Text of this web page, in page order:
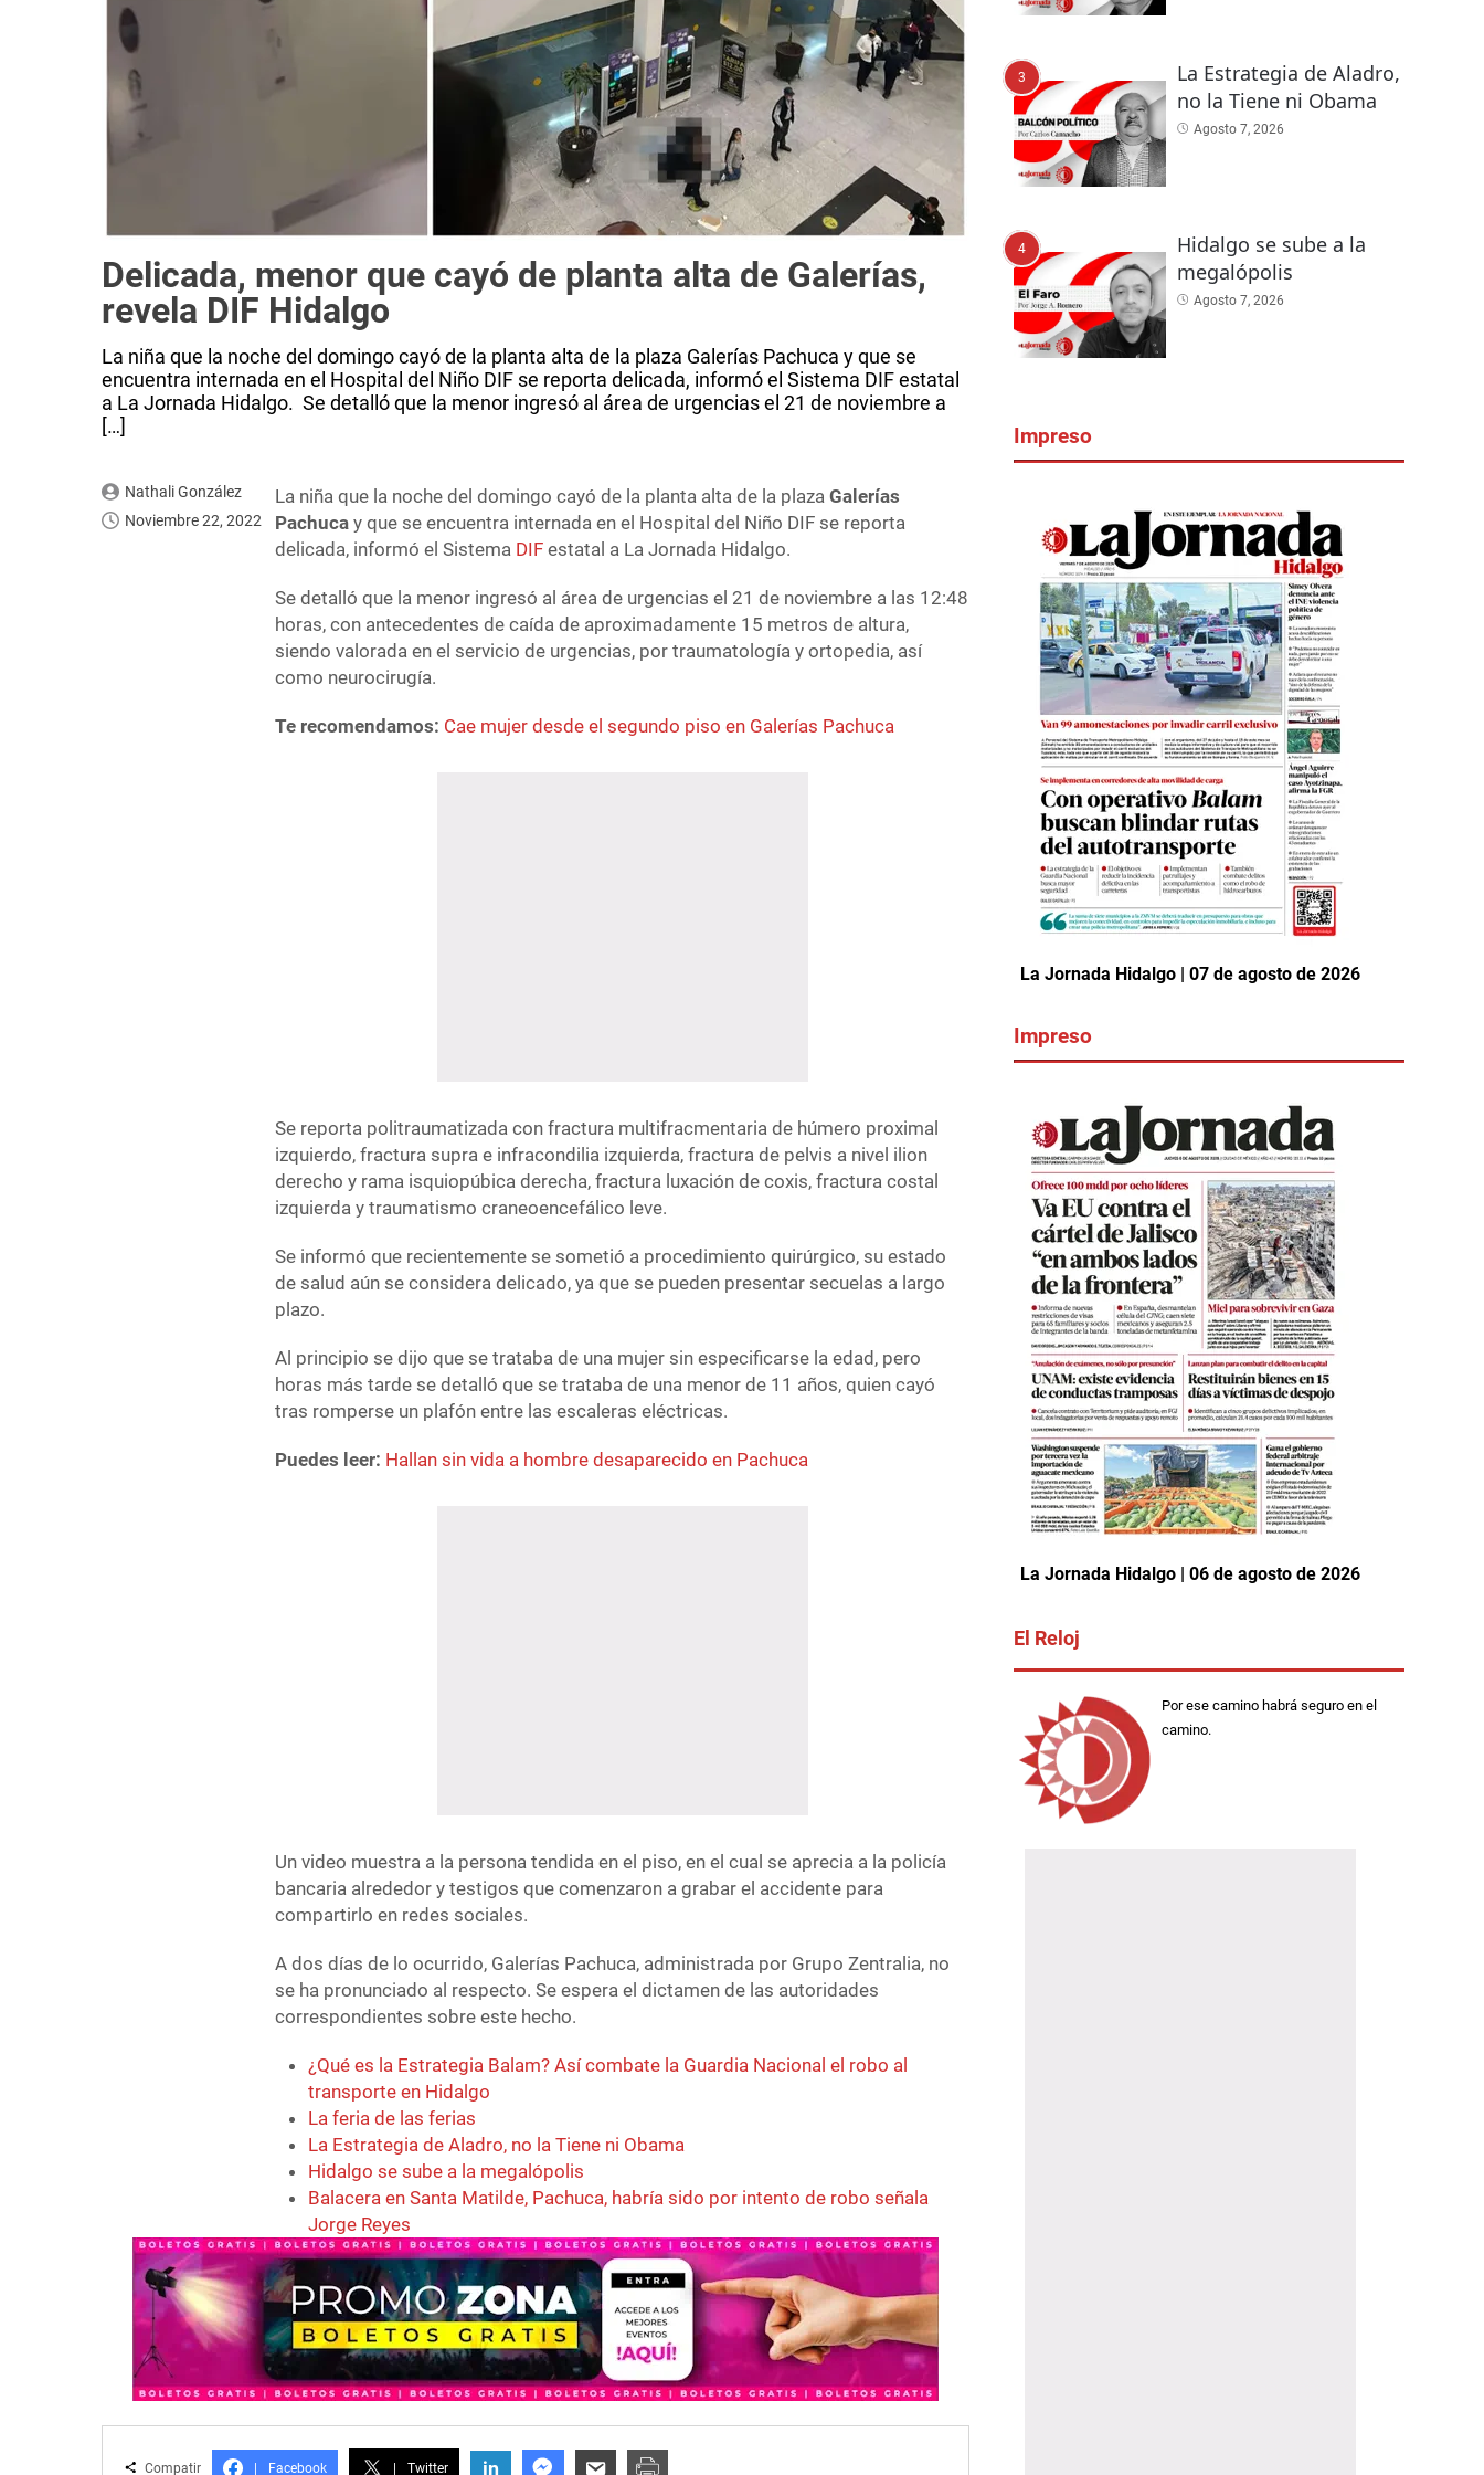
Delicada, menor que cayó de planta alta de Galerías,
revela DIF Hidalgo
La niña que la noche del domingo cayó de la planta alta de la plaza Galerías Pachuca y que se
encuentra internada en el Hospital del Niño DIF se reporta delicada, informó el Sistema DIF estatal
a La Jornada Hidalgo. Se detalló que la menor ingresó al área de urgencias el 21 de noviembre a
[…]
Nathali González
Noviembre 22, 2022
La niña que la noche del domingo cayó de la planta alta de la plazaGalerías
Pachuca y que se encuentra internada en el Hospital del Niño DIF se reporta
delicada, informó el Sistema DIF estatal a La Jornada Hidalgo.
Se detalló que la menor ingresó al área de urgencias el 21 de noviembre a las 12:48
horas, con antecedentes de caída de aproximadamente 15 metros de altura,
siendo valorada en el servicio de urgencias, por traumatología y ortopedia, así
como neurocirugía.
Te recomendamos: Cae mujer desde el segundo piso en Galerías Pachuca
Se reporta politraumatizada con fractura multifracmentaria de húmero proximal
izquierdo, fractura supra e infracondilia izquierda, fractura de pelvis a nivel ilion
derecho y rama isquiopúbica derecha, fractura luxación de coxis, fractura costal
izquierda y traumatismo craneoencefálico leve.
Se informó que recientemente se sometió a procedimiento quirúrgico, su estado
de salud aún se considera delicado, ya que se pueden presentar secuelas a largo
plazo.
Al principio se dijo que se trataba de una mujer sin especificarse la edad, pero
horas más tarde se detalló que se trataba de una menor de 11 años, quien cayó
tras romperse un plafón entre las escaleras eléctricas.
Puedes leer: Hallan sin vida a hombre desaparecido en Pachuca
Un video muestra a la persona tendida en el piso, en el cual se aprecia a la policía
bancaria alrededor y testigos que comenzaron a grabar el accidente para
compartirlo en redes sociales.
A dos días de lo ocurrido, Galerías Pachuca, administrada por Grupo Zentralia, no
se ha pronunciado al respecto. Se espera el dictamen de las autoridades
correspondientes sobre este hecho.
¿Qué es la Estrategia Balam? Así combate la Guardia Nacional el robo al
transporte en Hidalgo
La feria de las ferias
La Estrategia de Aladro, no la Tiene ni Obama
Hidalgo se sube a la megalópolis
Balacera en Santa Matilde, Pachuca, habría sido por intento de robo señala
Jorge Reyes
Compatir Facebook Twitter in
3
La Estrategia de Aladro,
no la Tiene ni Obama
Agosto 7, 2026
4
Hidalgo se sube a la
megalópolis
Agosto 7, 2026
Impreso
La Jornada Hidalgo | 07 de agosto de 2026
Impreso
La Jornada Hidalgo | 06 de agosto de 2026
El Reloj
Por ese camino habrá seguro en el
camino.